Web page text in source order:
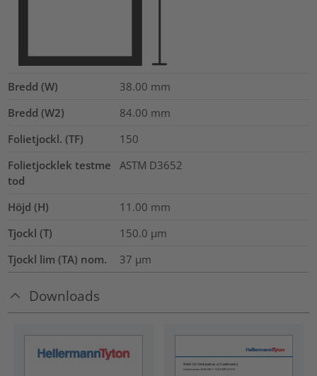
Bredd (W) 38.00 mm
Bredd (W2)
84.00 mm
Folietjockl. (TF)
150
Folietjocklek testme
tod
ASTM D3652
Höjd (H) 11.00 mm
Tjockl (T)
150.0 µm
Tjockl lim (TA) nom.
37 µm
Downloads